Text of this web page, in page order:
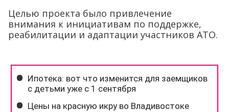
Целью проекта было привлечение
внимания к инициативам по поддержке,
реабилитации и адаптации участников АТО.